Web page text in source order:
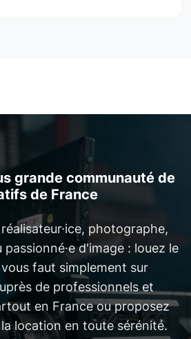
grande communauté de
de France
photographe,
d'image : louez le
faut simplement sur
de professionnels et
en France ou proposez
location en toute sérénité.